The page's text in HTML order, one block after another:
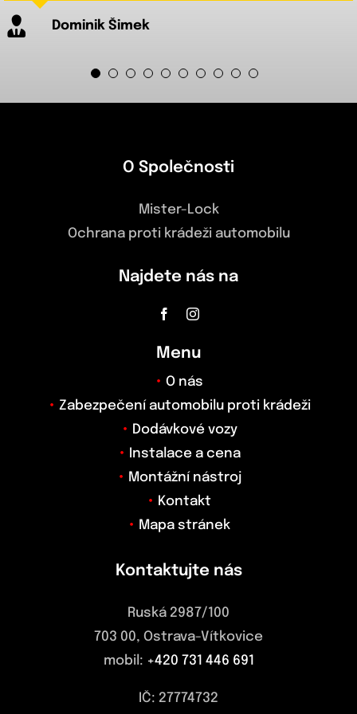
Dominik Šimek
Vít Kopecký
Stanislav Pokorný
David Horák Your Content Goes Here
Tomáš Dvořák
O Společnosti
Mister-Lock
Ochrana proti krádeži automobilu
Najdete nás na
Menu
O nás
Zabezpečení automobilu proti krádeži
Dodávkové vozy
Instalace a cena
Montážní nástroj
Kontakt
Mapa stránek
Kontaktujte nás
Ruská 2987/100
703 00, Ostrava-Vítkovice
mobil: +420 731 446 691
IČ: 27774732